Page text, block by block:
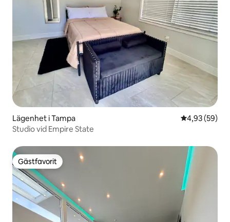
Lägenhet i Tampa 4,93 av 5 i
4,93 (59)
Studio vid Empire State
Gästfavorit
Gästfavorit